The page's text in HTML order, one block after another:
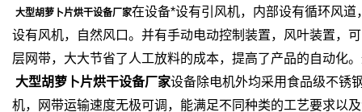
大型胡萝卜片烘干设备厂家在设备*设有引风机，内部设有循环风
设有风机，自然风口。并有手动电动控制装置，风叶装置，
层网带，大大节省了人工放料的成本，提高了产品的自动化
大型胡萝卜片烘干设备厂家设备除电机外均采用食品级不锈
机，网带运输速度无极可调，能满足不同种类的工艺要求以